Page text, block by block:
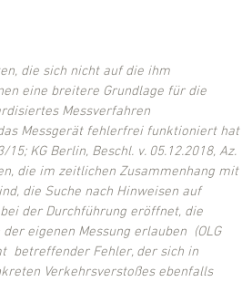
die sich nicht auf die ihm
eine breitere Grundlage für die
Messverfahren
Messgerät fehlerfrei funktioniert hat
15; KG Berlin, Beschl. v. 05.12.2018, Az.
die im zeitlichen Zusammenhang mit
die Suche nach Hinweisen auf
der Durchführung eröffnet, die
eigenen Messung erlauben  (OLG
betreffender Fehler, der sich in
Verkehrsverstoßes ebenfalls